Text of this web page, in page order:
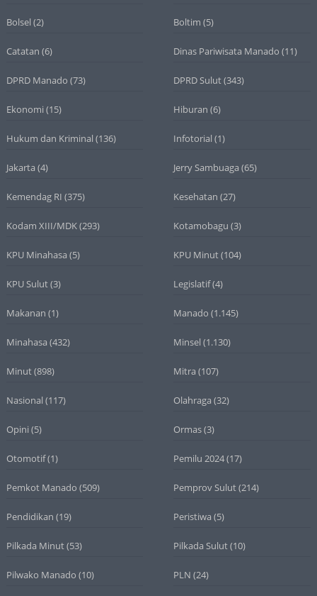
Bolsel (2) Boltim (5)
Catatan (6) Dinas Pariwisata Manado (11)
DPRD Manado (73) DPRD Sulut(343)
Ekonomi (15) Hiburan (6)
Hukum dan Kriminal (136) Infotorial (1)
Jakarta (4) Jerry Sambuaga (65)
Kemendag RI (375) Kesehatan (27)
Kodam XIII/MDK(293) Kotamobagu (3)
KPU Minahasa (5) KPU Minut(104)
KPU Sulut(3) Legislatif(4)
Makanan (1) Manado (1.145)
Minahasa (432) Minsel (1.130)
Minut(898) Mitra (107)
Nasional (117) Olahraga (32)
Opini (5) Ormas(3)
Otomotif(1) Pemilu 2024(17)
Pemkot Manado (509) Pemprov Sulut(214)
Pendidikan (19) Peristiwa (5)
Pilkada Minut(53) Pilkada Sulut(10)
Pilwako Manado (10) PLN (24)